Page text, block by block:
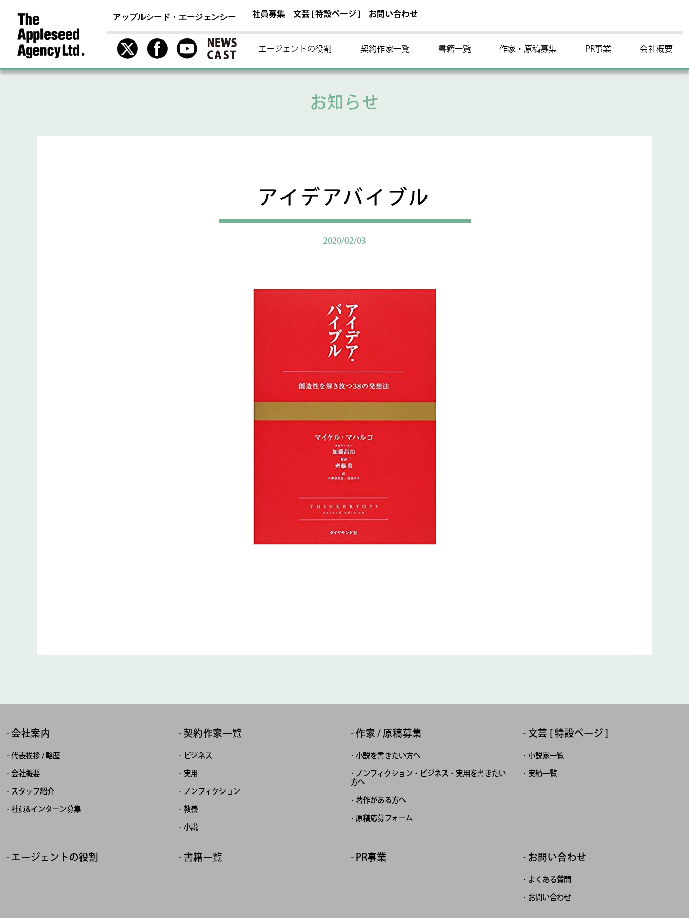
アップルシード・エージェンシー 社員募集 文芸 [ 特設ページ ] お問い合わせ
エージェントの役割 契約作家一覧 書籍一覧 作家・原稿募集 PR事業 会社概要
お知らせ
アイデアバイブル
2020/02/03
会社案内
代表挨拶 / 略歴
会社概要
スタッフ紹介
社員&インターン募集
契約作家一覧
ビジネス
実用
ノンフィクション
教養
小説
作家 / 原稿募集
小説を書きたい方へ
ノンフィクション・ビジネス・実用を書きたい
方へ
著作がある方へ
原稿応募フォーム
文芸 [ 特設ページ ]
小説家一覧
実績一覧
エージェントの役割 書籍一覧 PR事業 お問い合わせ
よくある質問
お問い合わせ